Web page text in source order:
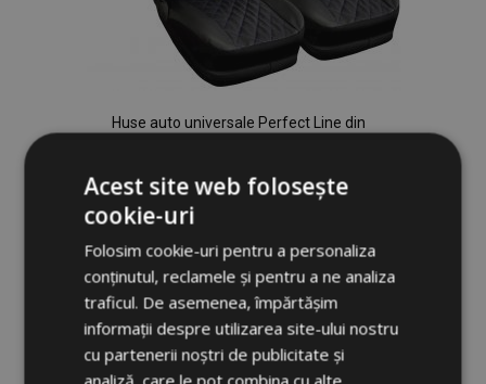
Huse auto universale Perfect Line din
306,00 lei
Adauga In Cos
Lista
de
Dorințe
Acest site web folosește
cookie-uri
Folosim cookie-uri pentru a personaliza
conținutul, reclamele și pentru a ne analiza
traficul. De asemenea, împărtășim
informații despre utilizarea site-ului nostru
cu partenerii noștri de publicitate și